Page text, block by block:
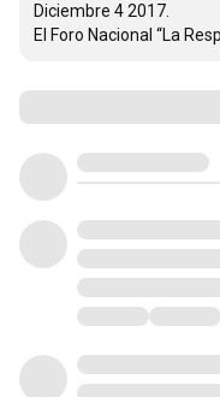
Diciembre 4 2017.
El Foro Nacional “La